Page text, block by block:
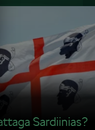
Sardiinias?